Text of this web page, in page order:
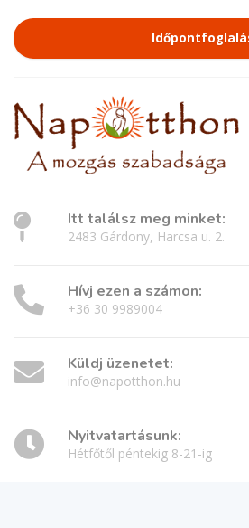
Itt találsz meg minket:
2483 Gárdony, Harcsa u. 2.
Hívj ezen a számon:
+36 30 9989004
Küldj üzenetet:
info@napotthon.hu
Nyitvatartásunk:
Hétfőtől péntekig 8-21-ig